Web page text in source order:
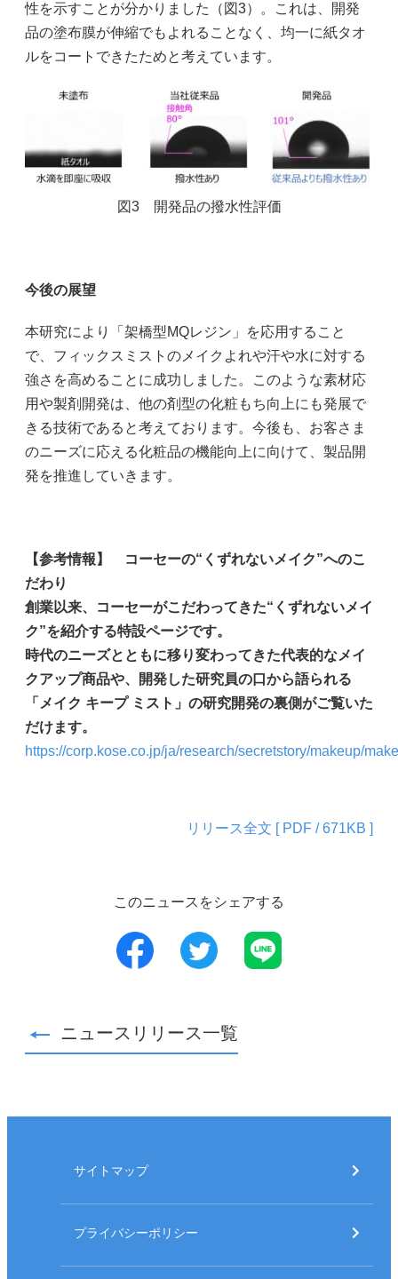
性を示すことが分かりました（図3）。これは、開発
品の塗布膜が伸縮でもよれることなく、均一に紙タオ
ルをコートできたためと考えています。
図3 開発品の撥水性評価
今後の展望
本研究により「架橋型MQレジン」を応用すること
で、フィックスミストのメイクよれや汗や水に対する
強さを高めることに成功しました。このような素材応
用や製剤開発は、他の剤型の化粧もち向上にも発展で
きる技術であると考えております。今後も、お客さま
のニーズに応える化粧品の機能向上に向けて、製品開
発を推進していきます。
【参考情報】 コーセーの“くずれないメイク”へのこ
だわり
創業以来、コーセーがこだわってきた“くずれないメイ
ク”を紹介する特設ページです。
時代のニーズとともに移り変わってきた代表的なメイ
クアップ商品や、開発した研究員の口から語られる
「メイク キープ ミスト」の研究開発の裏側がご覧いた
だけます。
https://corp.kose.co.jp/ja/research/secretstory/makeup/
リリース全文 [ PDF / 671KB ]
このニュースをシェアする
ニュースリリース一覧
サイトマップ
プライバシーポリシー